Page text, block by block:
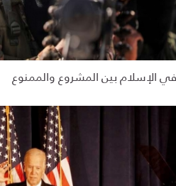
في الإسلام بين المشروع والممنوع